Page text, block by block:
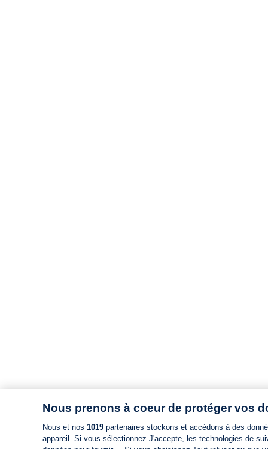
Nous prenons à coeur de protéger vos
Nous et nos 1019partenaires stockons et accédons à des
appareil. Si vous sélectionnez J'accepte, les technologies de